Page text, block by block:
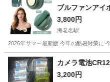
ブルファンアイ
3,800円
海老名駅
2026年サマー最新版 今年の酷暑対策に
神奈川 海老名市 海老名駅
カメラ電池
3,200円